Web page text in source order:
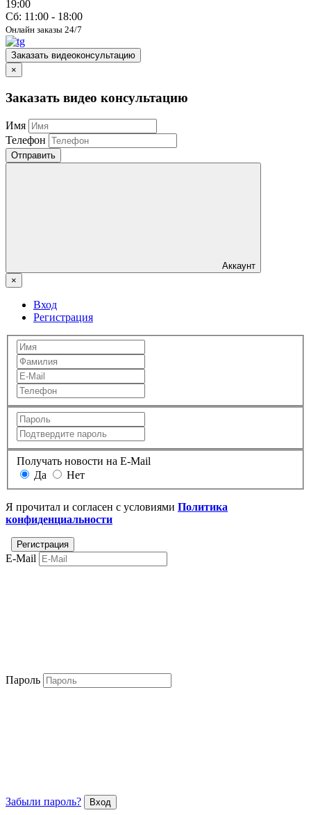
19:00
Сб: 11:00 - 18:00
Онлайн заказы 24/7
Заказать видеоконсультацию
×
Заказать видео консультацию
Имя
Телефон
Отправить
Аккаунт
×
Вход
Регистрация
Получать новости на E-Mail
Да
Нет
Я прочитал и согласен с условиями Политика
конфиденциальности
E-Mail
Пароль
Забыли пароль?